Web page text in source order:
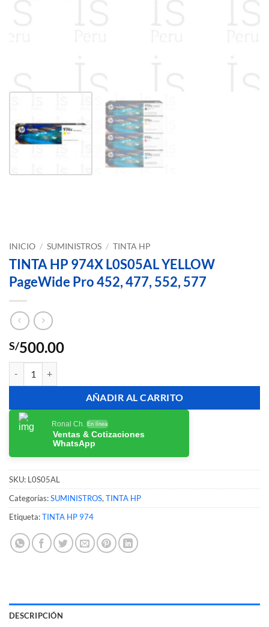
INICIO / SUMINISTROS / TINTA HP
TINTA HP 974X L0S05AL YELLOW
PageWide Pro 452, 477, 552, 577
S/500.00
AÑADIR AL CARRITO
Ronal Ch. En línea
Ventas & Cotizaciones
WhatsApp
SKU: L0S05AL
Categorías:SUMINISTROS, TINTA HP
Etiqueta:TINTA HP 974
DESCRIPCIÓN